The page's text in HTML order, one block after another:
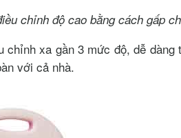
chỉnh độ cao bằng cách gấp
chỉnh xa gần 3 mức độ, dễ
với cả nhà.